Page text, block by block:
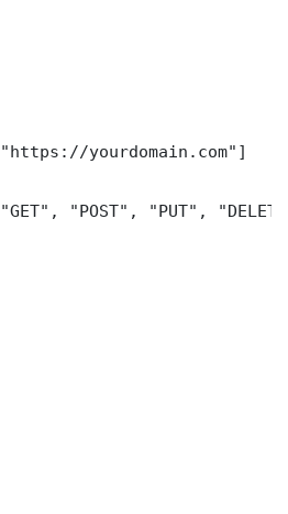
yourdomain.com"]
"POST", "PUT",